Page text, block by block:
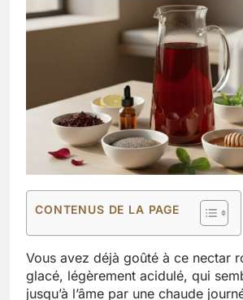
CONTENUS DE LA PAGE
Vous avez déjà goûté à ce nectar
glacé, légèrement acidulé, qui
jusqu’à l’âme par une chaude